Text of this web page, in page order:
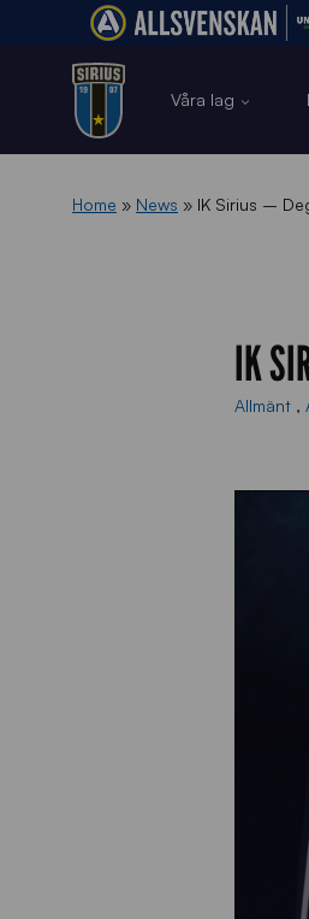
Våra lag
Home » News » IK Sirius –
IK
Allmänt ,